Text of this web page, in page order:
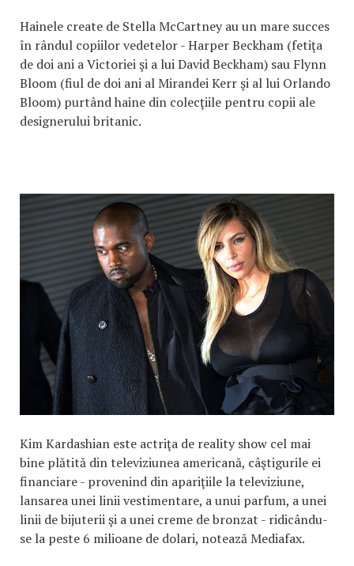
Hainele create de Stella McCartney au un mare succes
în rândul copiilor vedetelor - Harper Beckham (fetiţa
de doi ani a Victoriei şi a lui David Beckham) sau Flynn
Bloom (fiul de doi ani al Mirandei Kerr şi al lui Orlando
Bloom) purtând haine din colecţiile pentru copii ale
designerului britanic.
Kim Kardashian este actriţa de reality show cel mai
bine plătită din televiziunea americană, câştigurile ei
financiare - provenind din apariţiile la televiziune,
lansarea unei linii vestimentare, a unui parfum, a unei
linii de bijuterii şi a unei creme de bronzat - ridicându-
se la peste 6 milioane de dolari, notează Mediafax.